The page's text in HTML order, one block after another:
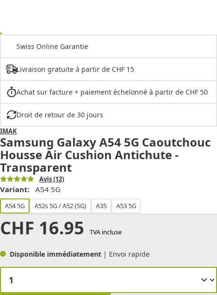
Swiss Online Garantie
Livraison gratuite à partir de CHF 15
Achat sur facture + paiement échelonné à partir de CHF 50
Droit de retour de 30 jours
IMAK
Samsung Galaxy A54 5G Caoutchouc
Housse Air Cushion Antichute -
Transparent
Avis(12)
Variant: A54 5G
A54 5G A52s 5G / A52 (5G) A35 A53 5G
CHF 16.95 TVA incluse
Disponible immédiatement | Envoi rapide